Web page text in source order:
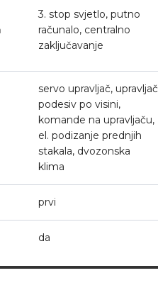
3. stop svjetlo, putno
računalo, centralno
zaključavanje
servo upravljač, upravljač
podesiv po visini,
komande na upravljaču,
el. podizanje prednjih
stakala, dvozonska
klima
prvi
da